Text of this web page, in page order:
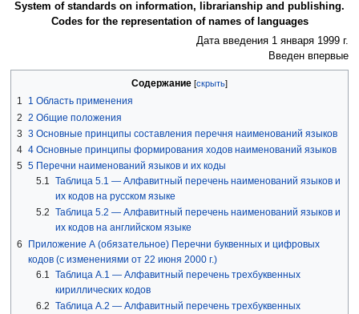
System of standards on information, librarianship and publishing.
Codes for the representation of names of languages
Дата введения 1 января 1999 г.
Введен впервые
Содержание
1
1 Область применения
2 2 Общие положения
3 3 Основные принципы составления перечня наименований языков
4 4 Основные принципы формирования ходов наименований языков
5 5 Перечни наименований языков и их коды
5.1 Таблица 5.1 — Алфавитный перечень наименований языков и
их кодов на русском языке
5.2 Таблица 5.2 — Алфавитный перечень наименований языков и
их кодов на английском языке
6
Приложение А (обязательное) Перечни буквенных и цифровых
кодов (с изменениями от 22 июня 2000 г.)
6.1
Таблица А.1 — Алфавитный перечень трехбуквенных
кириллических кодов
6.2 Таблица А.2 — Алфавитный перечень трехбуквенных